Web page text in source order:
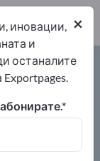
–
×
иновации,
и
останалите